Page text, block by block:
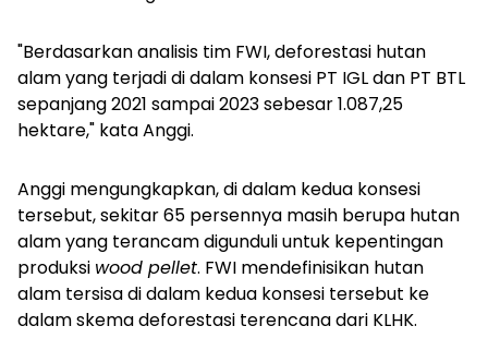
"Berdasarkan analisis tim FWI, deforestasi hutan
alam yang terjadi di dalam konsesi PT IGL dan PT BTL
sepanjang 2021 sampai 2023 sebesar 1.087,25
hektare," kata Anggi.
Anggi mengungkapkan, di dalam kedua konsesi
tersebut, sekitar 65 persennya masih berupa hutan
alam yang terancam digunduli untuk kepentingan
produksi wood pellet. FWI mendefinisikan hutan
alam tersisa di dalam kedua konsesi tersebut ke
dalam skema deforestasi terencana dari KLHK.